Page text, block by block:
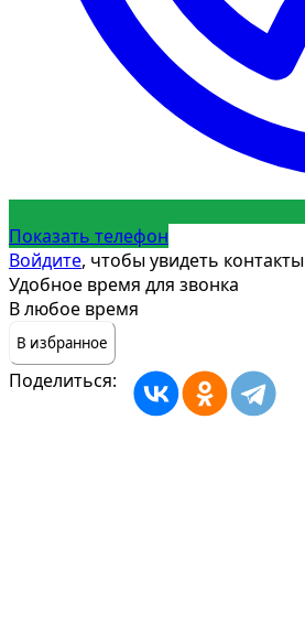
Показать телефон
Войдите, чтобы увидеть контакты
Удобное время для звонка
В любое время
В избранное
Поделиться: